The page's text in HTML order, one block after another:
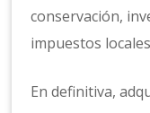
conservación,
impuestos
En definitiva,